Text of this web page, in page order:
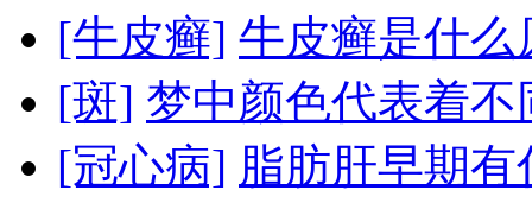
[牛皮癣] 牛皮癣是什么
[斑] 梦中颜色代表着不
[冠心病] 脂肪肝早期